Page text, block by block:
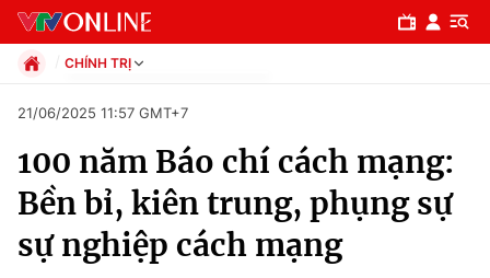
Chuyên mục
Chính trị
CHÍNH TRỊ
Xã hội
Pháp luật
Thể thao
Truyền hình
Văn hóa - Giải trí
21/06/2025 11:57 GMT+7
100 năm Báo chí cách mạng:
Bền bỉ, kiên trung, phụng sự
sự nghiệp cách mạng